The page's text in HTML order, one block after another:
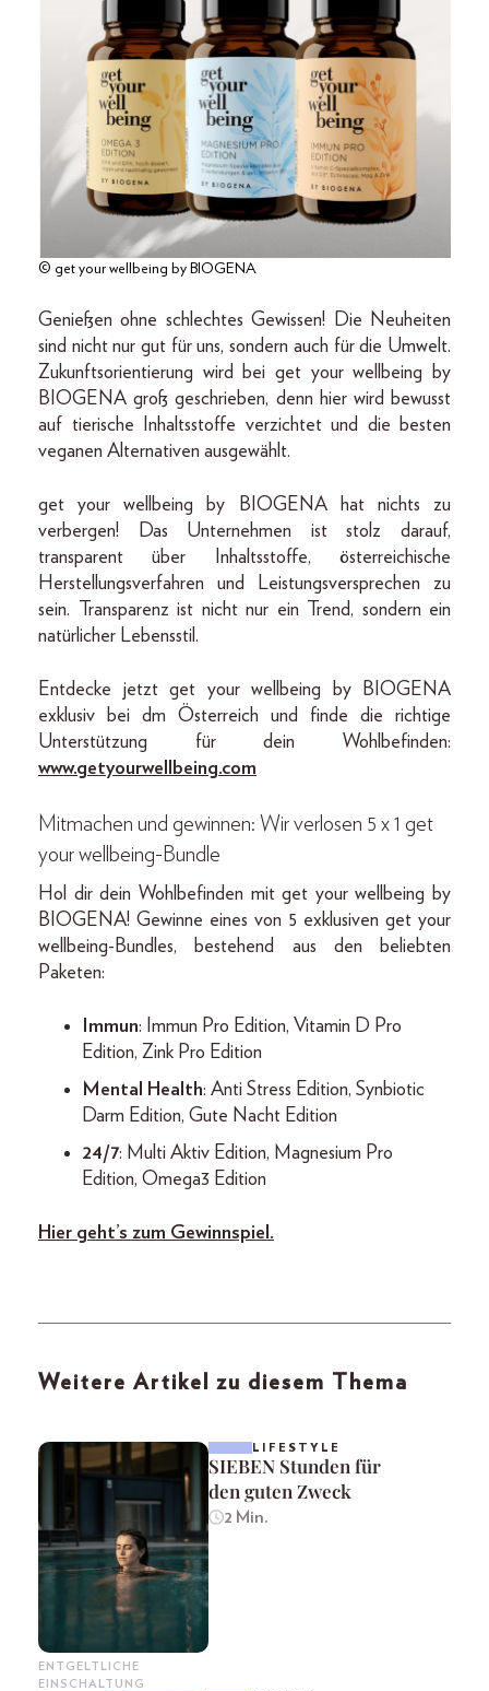
© get your wellbeing by BIOGENA
Genießen ohne schlechtes Gewissen! Die Neuheiten
sind nicht nur gut für uns, sondern auch für die Umwelt.
Zukunftsorientierung wird bei get your wellbeing by
BIOGENA groß geschrieben, denn hier wird bewusst
auf tierische Inhaltsstoffe verzichtet und die besten
veganen Alternativen ausgewählt.
get your wellbeing by BIOGENA hat nichts zu
verbergen! Das Unternehmen ist stolz darauf,
transparent über Inhaltsstoffe, österreichische
Herstellungsverfahren und Leistungsversprechen zu
sein. Transparenz ist nicht nur ein Trend, sondern ein
natürlicher Lebensstil.
Entdecke jetzt get your wellbeing by BIOGENA
exklusiv bei dm Österreich und finde die richtige
Unterstützung für dein Wohlbefinden:
www.getyourwellbeing.com
Mitmachen und gewinnen: Wir verlosen 5 x 1 get
your wellbeing-Bundle
Hol dir dein Wohlbefinden mit get your wellbeing by
BIOGENA! Gewinne eines von 5 exklusiven get your
wellbeing-Bundles, bestehend aus den beliebten
Paketen:
Immun: Immun Pro Edition, Vitamin D Pro
Edition, Zink Pro Edition
Mental Health: Anti Stress Edition, Synbiotic
Darm Edition, Gute Nacht Edition
24/7: Multi Aktiv Edition, Magnesium Pro
Edition, Omega3 Edition
Hier geht’s zum Gewinnspiel.
Weitere Artikel zu diesem Thema
ENTGELTLICHE
EINSCHALTUNG
LIFESTYLE
SIEBEN Stunden für
den guten Zweck
2 Min.